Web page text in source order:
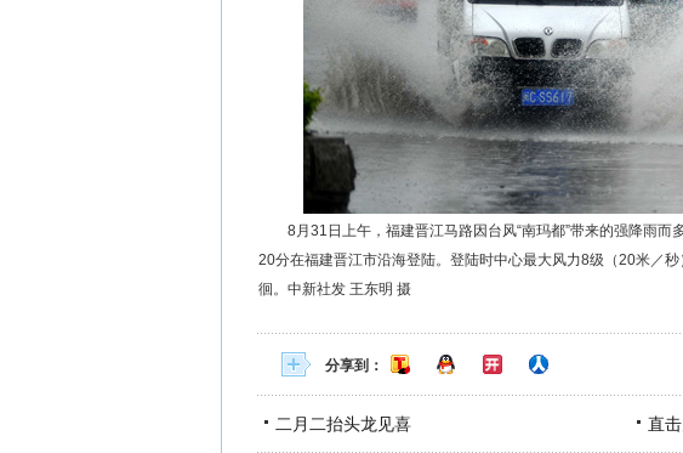
8月31日上午，福建晋江马路因台风“南玛都”带来的强降雨而
20分在福建晋江市沿海登陆。登陆时中心最大风力8级（20米／
徊。中新社发 王东明 摄
分享到：
二月二抬头龙见喜 直